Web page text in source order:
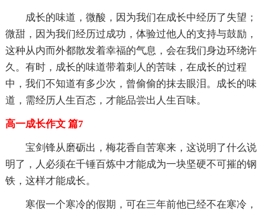
成长的味道，微酸，因为我们在成长中经历了失望；
微甜，因为我们经历过成功，体验过他人的支持与鼓励，
这种从内而外都散发着幸福的气息，会在我们身边环绕许
久。有时，成长的味道带着刺人的苦味，在成长的过程
中，我们不知道有多少次，曾偷偷的抹去眼泪。成长的味
道，需经历人生百态，才能品尝出人生百味。
高一成长作文 篇7
宝剑锋从磨砺出，梅花香自苦寒来，这说明了什么说
明了，人必须在千锤百炼中才能成为一块坚硬不可摧的钢
铁，这样才能成长。
寒假一个寒冷的假期，可在三年前他已经不在寒冷，